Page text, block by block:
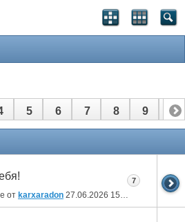
5 6 7 8 9 10
от karxaradon 27.06.2026 15:32
7